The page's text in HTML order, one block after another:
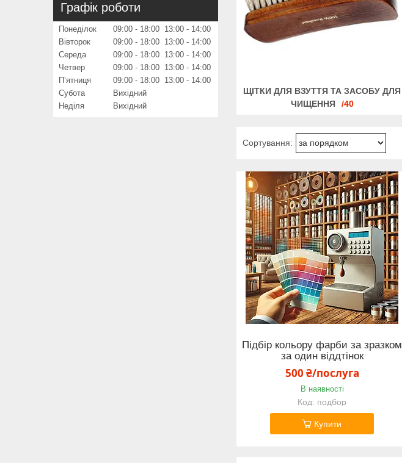
ЩІТКИ ДЛЯ ВЗУТТЯ ТА ЗАСОБУ ДЛЯ
ЧИЩЕННЯ
40
Підбір кольору фарби за зразком
за один віддтінок
500 ₴/послуга
В наявності
подбор
Купити
Графік роботи
Понеділок 09:00 18:00 13:00
14:00
Вівторок
09:00 18:00 13:00
14:00
Середа
09:00 18:00 13:00
14:00
Четвер
09:00 18:00 13:00
14:00
Пʼятниця
09:00 18:00 13:00
14:00
Субота
Вихідний
Неділя
Вихідний